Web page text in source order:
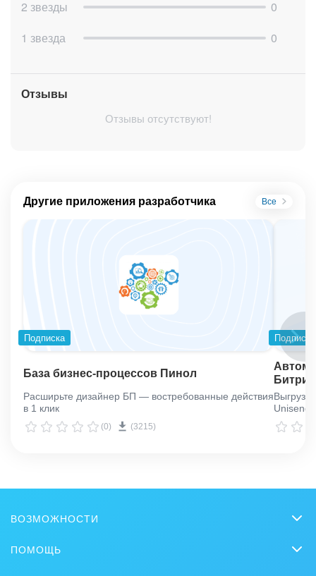
2 звезды
0
1 звезда
0
Отзывы
Отзывы отсутствуют!
Другие приложения разработчика Все
Подписка
База бизнес-процессов Пинол
Расширьте дизайнер БП — востребованные действия
в 1 клик
(0) (3215)
Подписка
ВОЗМОЖНОСТИ
Онлайн-офис
ПОМОЩЬ